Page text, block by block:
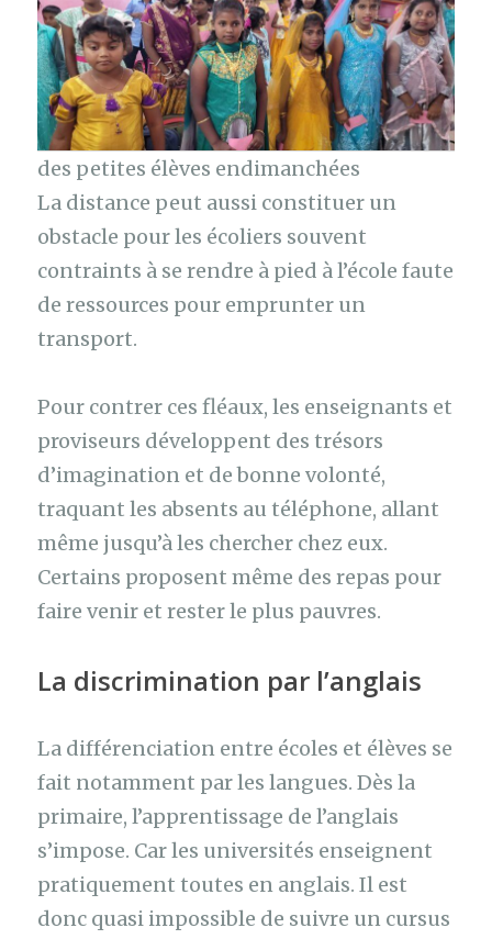
des petites élèves endimanchées
La distance peut aussi constituer un
obstacle pour les écoliers souvent
contraints à se rendre à pied à l’école faute
de ressources pour emprunter un
transport.
Pour contrer ces fléaux, les enseignants et
proviseurs développent des trésors
d’imagination et de bonne volonté,
traquant les absents au téléphone, allant
même jusqu’à les chercher chez eux.
Certains proposent même des repas pour
faire venir et rester le plus pauvres.
La discrimination par l’anglais
La différenciation entre écoles et élèves se
fait notamment par les langues. Dès la
primaire, l’apprentissage de l’anglais
s’impose. Car les universités enseignent
pratiquement toutes en anglais. Il est
donc quasi impossible de suivre un cursus